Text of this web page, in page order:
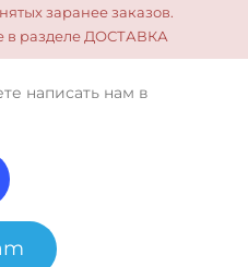
заранее заказов.
в разделе ДОСТАВКА
написать нам в